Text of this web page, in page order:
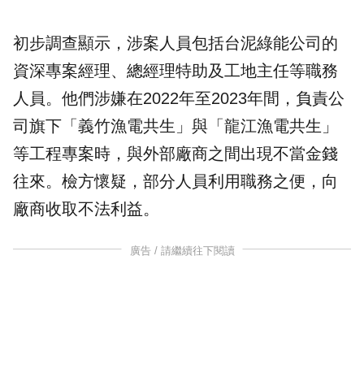
初步調查顯示，涉案人員包括台泥綠能公司的
資深專案經理、總經理特助及工地主任等職務
人員。他們涉嫌在2022年至2023年間，負責公
司旗下「義竹漁電共生」與「龍江漁電共生」
等工程專案時，與外部廠商之間出現不當金錢
往來。檢方懷疑，部分人員利用職務之便，向
廠商收取不法利益。
廣告 / 請繼續往下閱讀